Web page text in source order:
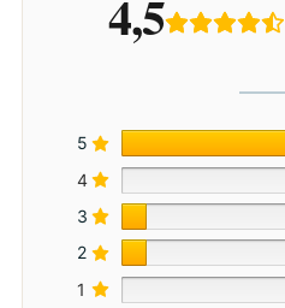
4,5
5
4
3
2
1